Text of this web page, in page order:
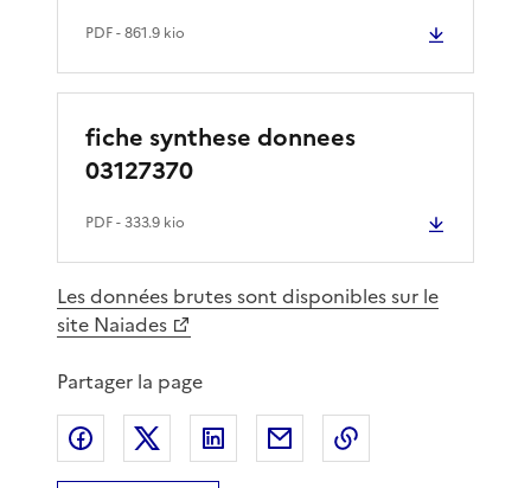
PDF- 861.9 kio
fiche synthese donnees
03127370
PDF- 333.9 kio
Les données brutes sont disponibles sur le
site Naiades
Partager la page
Partager sur Facebook
Partager sur XPartager sur LinkedIn
Partager par email